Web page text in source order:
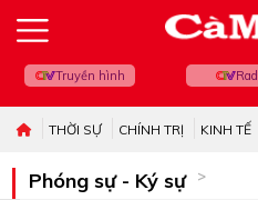
Truyền hình
THỜI SỰ CHÍNH TRỊ KINH TẾ
Phóng sự - Ký sự